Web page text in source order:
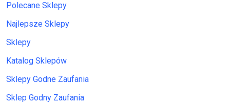
Polecane Sklepy
Najlepsze Sklepy
Sklepy
Katalog Sklepów
Sklepy Godne Zaufania
Sklep Godny Zaufania